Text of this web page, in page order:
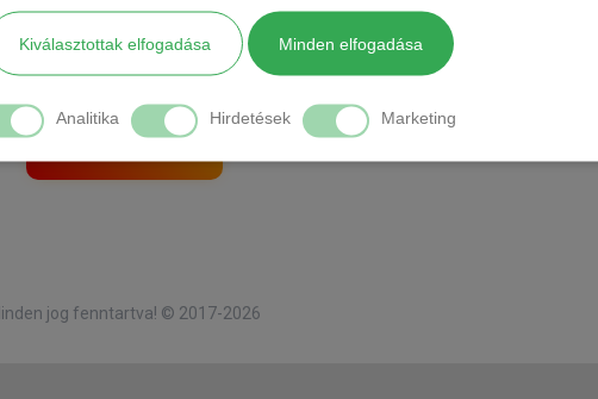
Kiválasztottak elfogadása Minden elfogadása
Analitika Hirdetések Marketing
jog fenntartva! © 2017-2026